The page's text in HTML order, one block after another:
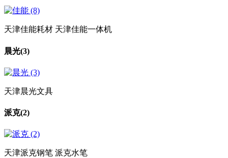
天津佳能耗材 天津佳能一体机
晨光(3)
天津晨光文具
派克(2)
天津派克钢笔 派克水笔